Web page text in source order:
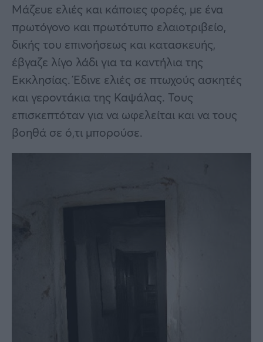
Μάζευε ελιές και κάποιες φορές, με ένα
πρωτόγονο και πρωτότυπο ελαιοτριβείο,
δικής του επινοήσεως και κατασκευής,
έβγαζε λίγο λάδι για τα καντήλια της
Εκκλησίας. Έδινε ελιές σε πτωχούς ασκητές
και γεροντάκια της Καψάλας. Τους
επισκεπτόταν για να ωφελείται και να τους
βοηθά σε ό,τι μπορούσε.